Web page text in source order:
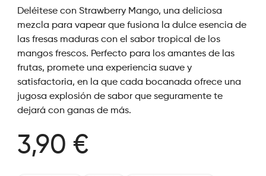
Deléitese con Strawberry Mango, una deliciosa
mezcla para vapear que fusiona la dulce esencia de
las fresas maduras con el sabor tropical de los
mangos frescos. Perfecto para los amantes de las
frutas, promete una experiencia suave y
satisfactoria, en la que cada bocanada ofrece una
jugosa explosión de sabor que seguramente te
dejará con ganas de más.
3,90 €